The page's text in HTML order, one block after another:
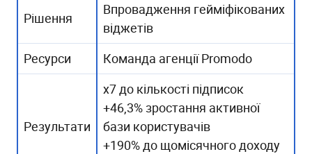
Рішення
Впровадження гейміфікованих
віджетів
Ресурси
Команда агенції Promodo
Результати
х7 до кількості підписок
+46,3% зростання активної
бази користувачів
+190% до щомісячного доходу